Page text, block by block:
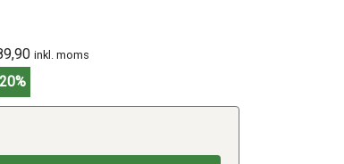
inkl. moms
20%